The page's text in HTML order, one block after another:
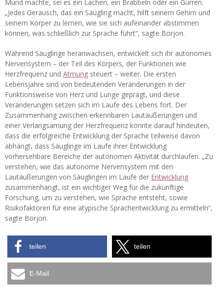
Mund machte, sei es ein Lachen, ein Brabbeln oder ein Gurren.
„Jedes Geräusch, das ein Säugling macht, hilft seinem Gehirn und
seinem Körper zu lernen, wie sie sich aufeinander abstimmen
können, was schließlich zur Sprache führt“, sagte Borjon.
Während Säuglinge heranwachsen, entwickelt sich ihr autonomes
Nervensystem – der Teil des Körpers, der Funktionen wie
Herzfrequenz und Atmung steuert – weiter. Die ersten
Lebensjahre sind von bedeutenden Veränderungen in der
Funktionsweise von Herz und Lunge geprägt, und diese
Veränderungen setzen sich im Laufe des Lebens fort. Der
Zusammenhang zwischen erkennbaren Lautäußerungen und
einer Verlangsamung der Herzfrequenz könnte darauf hindeuten,
dass die erfolgreiche Entwicklung der Sprache teilweise davon
abhängt, dass Säuglinge im Laufe ihrer Entwicklung
vorhersehbare Bereiche der autonomen Aktivität durchlaufen. „Zu
verstehen, wie das autonome Nervensystem mit den
Lautäußerungen von Säuglingen im Laufe der Entwicklung
zusammenhängt, ist ein wichtiger Weg für die zukünftige
Forschung, um zu verstehen, wie Sprache entsteht, sowie
Risikofaktoren für eine atypische Sprachentwicklung zu ermitteln“,
sagte Borjon.
teilen teilen
E-Mail